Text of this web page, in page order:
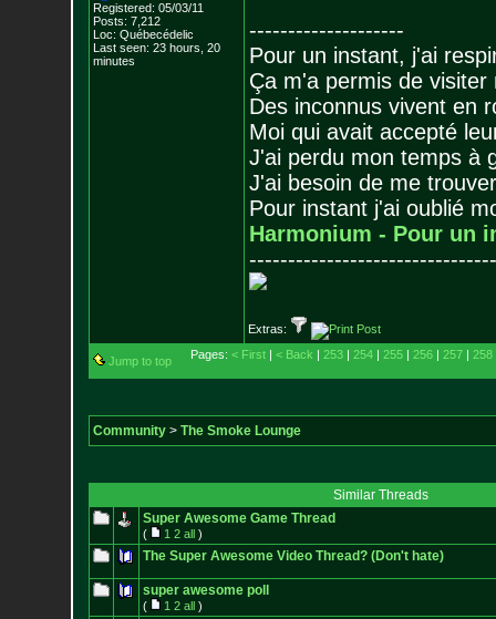
Registered: 05/03/11
Posts: 7,212
Loc: Québecédelic
Last seen: 23 hours, 20
minutes
--------------------
Pour un instant, j'ai
Ça m'a permis de visiter
Des inconnus vivent en
Moi qui avait accepté
J'ai perdu mon temps à
J'ai besoin de me
Pour instant j'ai oublié
Harmonium - Pour un
--------------------------------
Extras:
Jump to top Pages: < First| < Back | 253| 254| 255| 256| 257| 258
Community> The Smoke Lounge
Similar Threads
Super Awesome Game Thread
( 1 2 all)
The Super Awesome Video Thread? (Don't hate)
super awesome poll
( 1 2 all)